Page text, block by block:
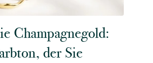
Champagnegold:
der Sie